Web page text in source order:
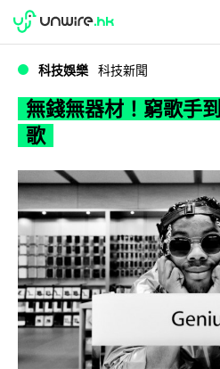
無錢無器材！窮歌
WWDC 2026
科技娛樂 科技新聞
無錢無器材！窮歌手
歌